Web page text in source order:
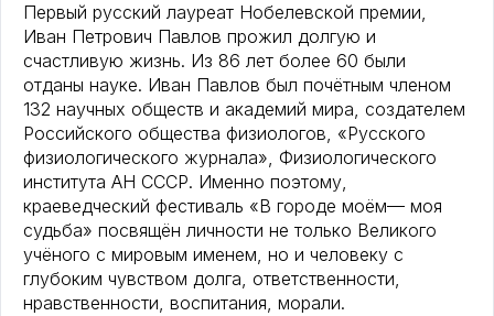
Первый русский лауреат Нобелевской премии,
Иван Петрович Павлов прожил долгую и
счастливую жизнь. Из 86 лет более 60 были
отданы науке. Иван Павлов был почётным членом
132 научных обществ и академий мира, создателем
Российского общества физиологов, «Русского
физиологического журнала», Физиологического
института АН СССР. Именно поэтому,
краеведческий фестиваль «В городе моём— моя
судьба» посвящён личности не только Великого
учёного с мировым именем, но и человеку с
глубоким чувством долга, ответственности,
нравственности, воспитания, морали.